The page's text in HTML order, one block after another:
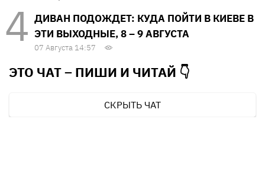
ДИВАН ПОДОЖДЕТ: КУДА ПОЙТИ В КИЕВЕ В
ЭТИ ВЫХОДНЫЕ, 8 – 9 АВГУСТА
07 Августа 14:57
ЭТО ЧАТ – ПИШИ И ЧИТАЙ 👇
СКРЫТЬ ЧАТ